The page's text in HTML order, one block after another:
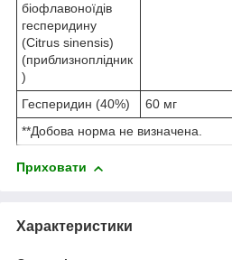
біофлавоноїдів
гесперидину
(Citrus sinensis)
(приблизноплідник
)
Гесперидин (40%) 60 мг
**Добова норма не визначена.
Приховати
Характеристики